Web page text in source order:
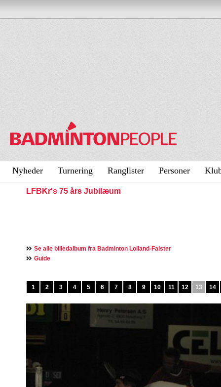
Nyheder Turnering Ranglister Personer
LFBKr's 75 års Jubilæum
Se alle billedalbum fra Badminton Lolland-Falster
Guide
1 2 3 4 5 6 7 8 9 10 11 12 13 14